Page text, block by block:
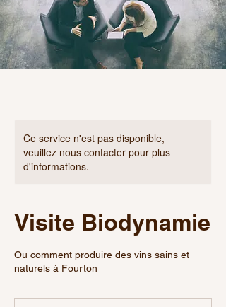
Ce service n'est pas disponible,
veuillez nous contacter pour plus
d'informations.
Visite Biodynamie
Ou comment produire des vins sains et
naturels à Fourton